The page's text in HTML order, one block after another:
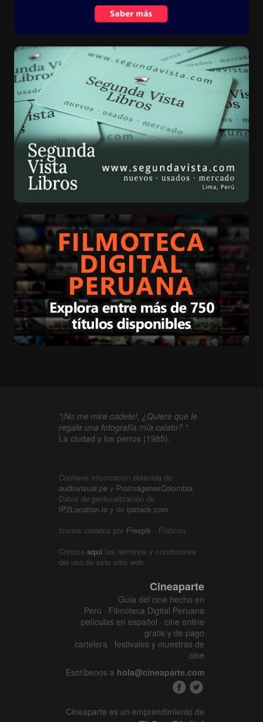
"¡No me mire cadete!, ¿Quiere que le
regale una fotografía mía calato?."
La ciudad y los perros (1985).
Contiene información obtenida de
audiovisual.pe y ProimágenesColombia.
Datos de geolocalización de
IP2Location.io y de ipstack.com
Iconos creados por Freepik - Flaticon
Conoce aquí los términos y condiciones
del uso de este sitio web.
Cineaparte
Guía del cine hecho en
Perú · Filmoteca Digital Peruana
películas en español · cine online
gratis y de pago
cartelera · festivales y muestras de
cine
Escríbenos a hola@cineaparte.com
Cineaparte es un emprendimiento de